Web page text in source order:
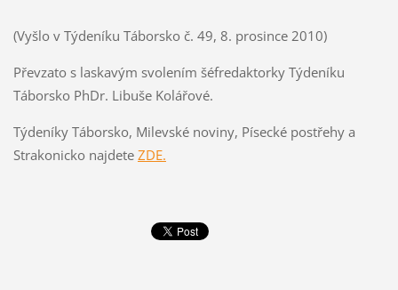
(Vyšlo v Týdeníku Táborsko č. 49, 8. prosince 2010)
Převzato s laskavým svolením šéfredaktorky Týdeníku
Táborsko PhDr. Libuše Kolářové.
Týdeníky Táborsko, Milevské noviny, Písecké postřehy a
Strakonicko najdete ZDE.